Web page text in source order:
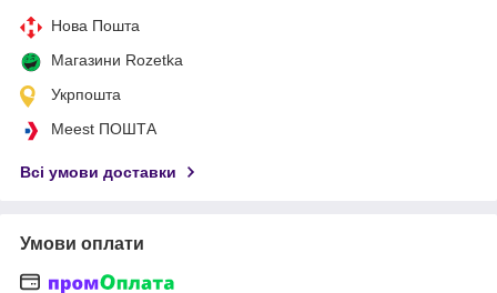
Нова Пошта
Магазини Rozetka
Укрпошта
Meest ПОШТА
Всі умови доставки
Умови оплати